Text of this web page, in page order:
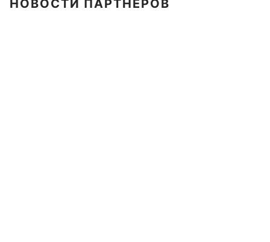
НОВОСТИ ПАРТНЕРОВ